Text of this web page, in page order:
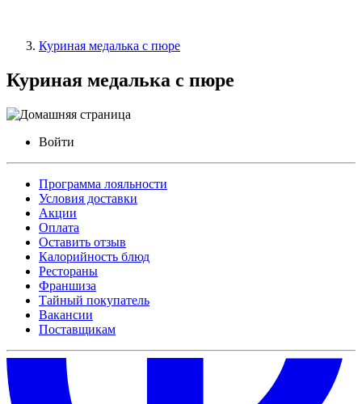
Куриная медалька с пюре
Куриная медалька с пюре
Войти
Программа лояльности
Условия доставки
Акции
Оплата
Оставить отзыв
Калорийность блюд
Рестораны
Франшиза
Тайный покупатель
Вакансии
Поставщикам